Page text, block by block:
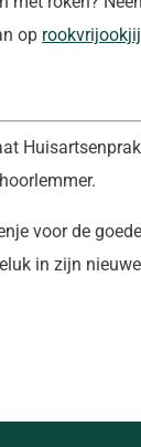
op
voor de
in zijn